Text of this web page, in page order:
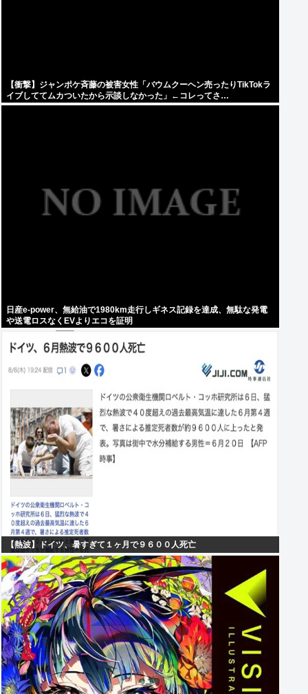
【衝撃】ジャンポケ斉藤の被害女性「バウムクーヘン売ったりTikTokラ
イブしててムカついたから示談しなかった」←コレってさ…
日産e-power、無給油で1980km走行しギネス記録を達成、無駄な発電
や送電ロスなくEVよりエコを証明
【熱波】ドイツ、暑すぎて１ヶ月で９６００人死亡